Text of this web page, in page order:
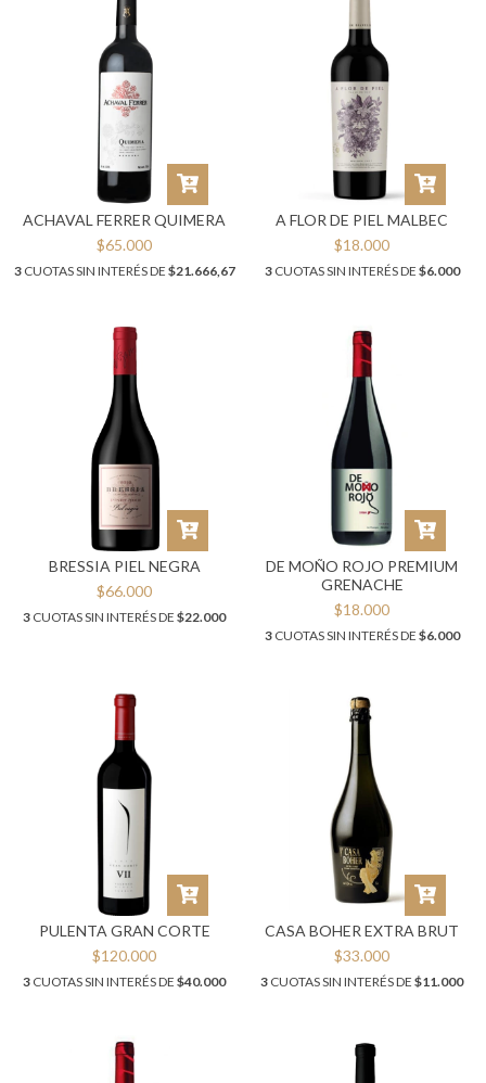
ACHAVAL FERRER QUIMERA
$65.000
3CUOTAS SIN INTERÉS DE $21.666,67
A FLOR DE PIEL MALBEC
$18.000
3CUOTAS SIN INTERÉS DE $6.000
BRESSIA PIEL NEGRA
$66.000
3 CUOTAS SIN INTERÉS DE $22.000
DE MOÑO ROJO PREMIUM
GRENACHE
$18.000
3CUOTAS SIN INTERÉS DE $6.000
PULENTA GRAN CORTE
$120.000
3 CUOTAS SIN INTERÉS DE $40.000
CASA BOHER EXTRA BRUT
$33.000
3 CUOTAS SIN INTERÉS DE $11.000